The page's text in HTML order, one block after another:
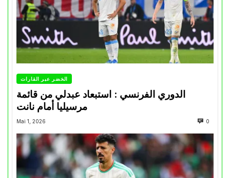
الخضر عبر القارات
الدوري الفرنسي : استبعاد عبدلي من قائمة
مرسيليا أمام نانت
Mai 1, 2026 0